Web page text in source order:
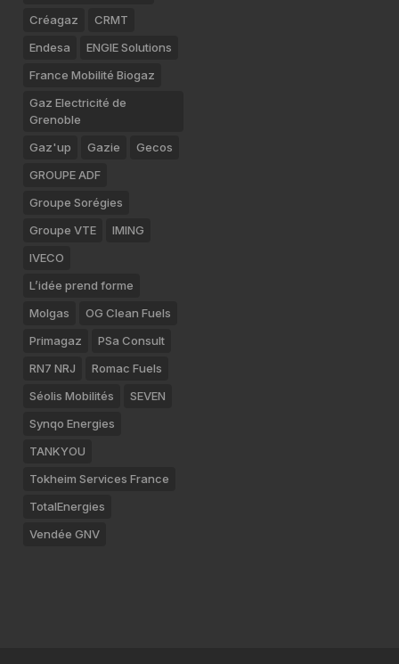
Créagaz
CRMT
Endesa
ENGIE Solutions
France Mobilité Biogaz
Gaz Electricité de
Grenoble
Gaz'up
Gazie
Gecos
GROUPE ADF
Groupe Sorégies
Groupe VTE
IMING
IVECO
L’idée prend forme
Molgas
OG Clean Fuels
Primagaz
PSa Consult
RN7 NRJ
Romac Fuels
Séolis Mobilités
SEVEN
Synqo Energies
TANKYOU
Tokheim Services France
TotalEnergies
Vendée GNV